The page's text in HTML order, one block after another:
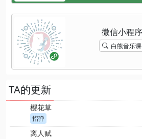
白熊音乐课
TA的更新
樱花草
指弹
离人赋